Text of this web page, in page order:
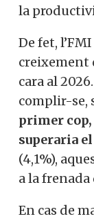
la
De fet,
creixement
cara al
complir-se,
primer
superaria
(4,1%),
a la frenada
En cas de